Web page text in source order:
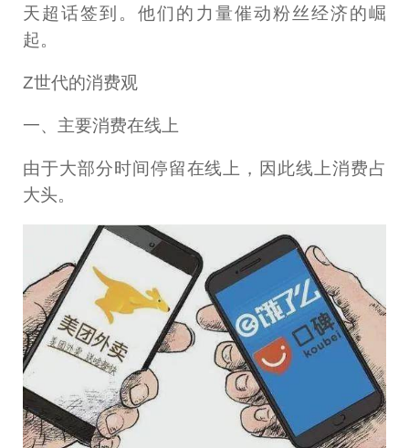
天超话签到。他们的力量催动粉丝经济的崛
起。
Z世代的消费观
一、主要消费在线上
由于大部分时间停留在线上，因此线上消费占
大头。